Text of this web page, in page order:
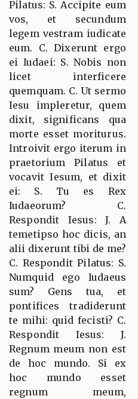
Pilatus: S. Accipite eum
vos, et secundum
legem vestram iudicate
eum. C. Dixerunt ergo
ei Iudaei: S. Nobis non
licet interficere
quemquam. C. Ut sermo
Iesu impleretur, quem
dixit, significans qua
morte esset moriturus.
Introivit ergo iterum in
praetorium Pilatus et
vocavit Iesum, et dixit
ei: S. Tu es Rex
Iudaeorum? C.
Respondit Iesus: J. A
temetipso hoc dicis, an
alii dixerunt tibi de me?
C. Respondit Pilatus: S.
Numquid ego Iudaeus
sum? Gens tua, et
pontifices tradiderunt
te mihi: quid fecisti? C.
Respondit Iesus: J.
Regnum meum non est
de hoc mundo. Si ex
hoc mundo esset
regnum meum,